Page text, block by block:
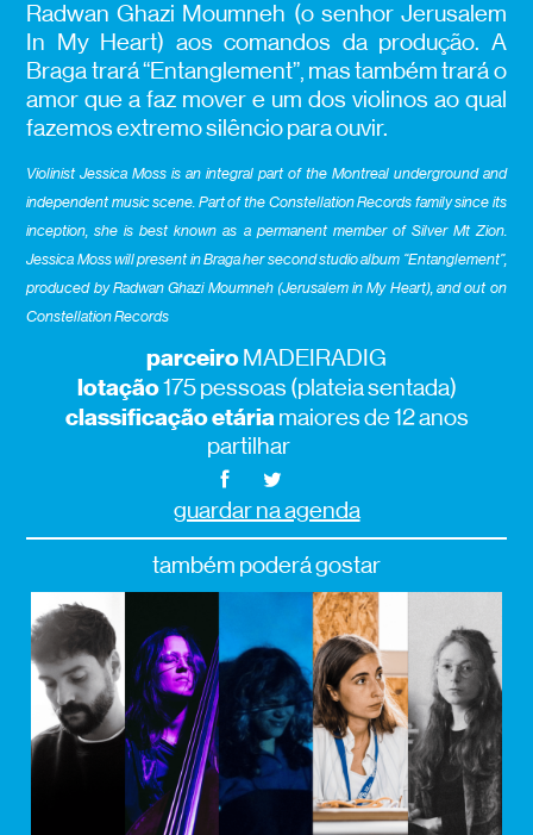
Radwan Ghazi Moumneh (o senhor Jerusalem
In My Heart) aos comandos da produção. A
Braga trará “Entanglement”, mas também trará o
amor que a faz mover e um dos violinos ao qual
fazemos extremo silêncio para ouvir.
Violinist Jessica Moss is an integral part of the Montreal underground and
independent music scene. Part of the Constellation Records family since its
inception, she is best known as a permanent member of Silver Mt Zion.
Jessica Moss will present in Braga her second studio album “Entanglement”,
produced by Radwan Ghazi Moumneh (Jerusalem in My Heart), and out on
Constellation Records
parceiroMADEIRADIG
lotação175 pessoas (plateia sentada)
classificação etáriamaiores de 12 anos
partilhar
guardar na agenda
também poderá gostar